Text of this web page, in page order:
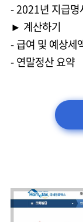
- 2021년 지급명
► 계산하기
- 급여 및 예상
- 연말정산 요약